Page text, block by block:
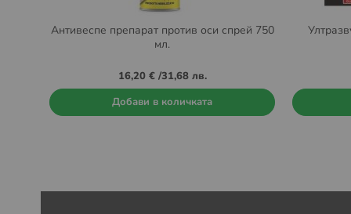
Антивеспе препарат против оси спрей 750
мл.
16,20 €/31,68 лв.
Добави в количката